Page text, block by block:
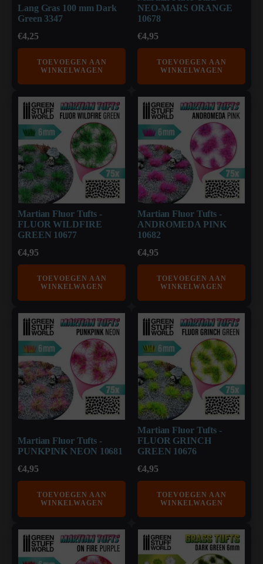
Lang Gras 100 mm Dark
Green 3347
€4,25
TOEVOEGEN AAN
WINKELWAGEN
NEO-MARS ORANGE
10678
€4,95
TOEVOEGEN AAN
WINKELWAGEN
Martian Fluor Tufts -
FLUOR WILDFIRE
GREEN 10677
€4,95
TOEVOEGEN AAN
WINKELWAGEN
Martian Fluor Tufts -
ANDROMEDA PINK
10682
€4,95
TOEVOEGEN AAN
WINKELWAGEN
Martian Fluor Tufts -
PUNKPINK NEON 10681
€4,95
TOEVOEGEN AAN
WINKELWAGEN
Martian Fluor Tufts -
FLUOR GRINCH
GREEN 10676
€4,95
TOEVOEGEN AAN
WINKELWAGEN